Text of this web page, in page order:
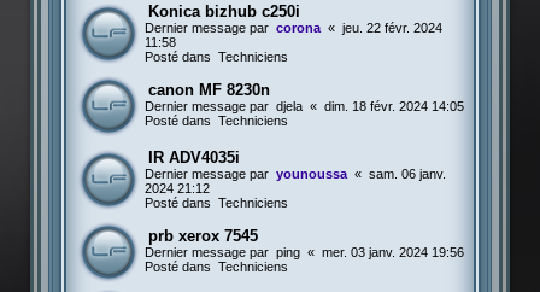
Konica bizhub c250i
Dernier message par corona « jeu. 22 févr. 2024
11:58
Posté dans Techniciens
canon MF 8230n
Dernier message par djela « dim. 18 févr. 2024 14:05
Posté dans Techniciens
IR ADV4035i
Dernier message par younoussa « sam. 06 janv.
2024 21:12
Posté dans Techniciens
prb xerox 7545
Dernier message par ping « mer. 03 janv. 2024 19:56
Posté dans Techniciens